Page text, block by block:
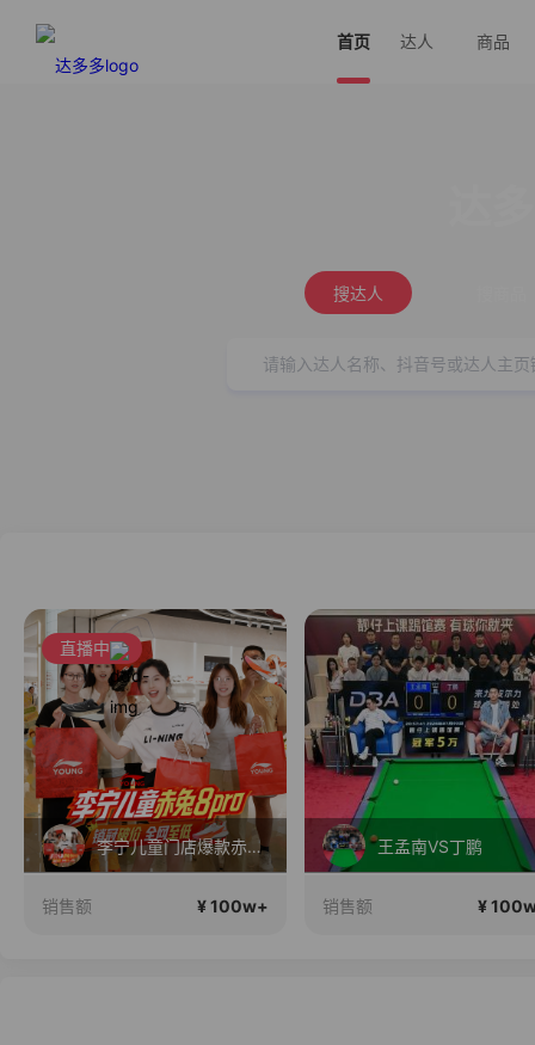
首页 达人 商品
搜达人
直播中
李宁儿童门店爆款赤兔8pro终于有货了，全网销冠刷新历史底价
销售额 ¥ 100w+
王孟南VS丁鹏
销售额 ¥